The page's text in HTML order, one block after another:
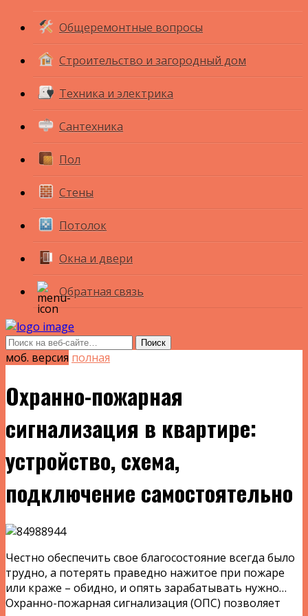
Общеремонтные вопросы
Строительство и загородный дом
Техника и электрика
Сантехника
Пол
Стены
Потолок
Окна и двери
Обратная связь
моб. версия полная
Охранно-пожарная
сигнализация в квартире:
устройство, схема,
подключение самостоятельно
Честно обеспечить свое благосостояние всегда было
трудно, а потерять праведно нажитое при пожаре
или краже – обидно, и опять зарабатывать нужно…
Охранно-пожарная сигнализация (ОПС) позволяет